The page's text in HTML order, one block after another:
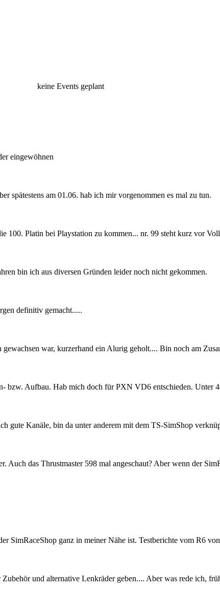
keine Events geplant
eingewöhnen
spätestens am 01.06. hab ich mir vorgenommen es mal zu tun.
100. Platin bei Playstation zu kommen... nr. 99 steht kurz vor
bin ich aus diversen Gründen leider noch nicht gekommen.
definitiv gemacht.....
war, kurzerhand ein Alurig geholt.... Bin noch am
bzw. Aufbau. Hab mich doch für PXN VD6 entschieden. Unter
Kanäle, bin da unter anderem mit dem TS-SimShop
das Thrustmaster 598 mal angeschaut? Aber wenn der
SimRaceShop ganz in meiner Nähe ist. Testberichte vom R6
und alternative Lenkräder geben.... Aber was rede ich,